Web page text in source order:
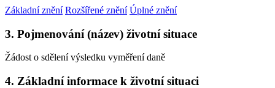
Základní znění Rozšířené znění Úplné znění
3. Pojmenování (název) životní situace
Žádost o sdělení výsledku vyměření daně
4. Základní informace k životní situaci